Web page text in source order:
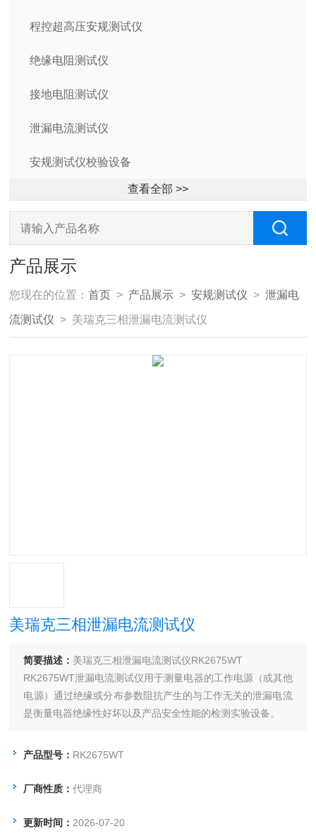
程控超高压安规测试仪
绝缘电阻测试仪
接地电阻测试仪
泄漏电流测试仪
安规测试仪校验设备
查看全部 >>
产品展示
您现在的位置：首页 > 产品展示 >安规测试仪 >泄漏电
流测试仪 > 美瑞克三相泄漏电流测试仪
美瑞克三相泄漏电流测试仪
简要描述： 美瑞克三相泄漏电流测试仪RK2675WT
RK2675WT泄漏电流测试仪用于测量电器的工作电源（或其他
电源）通过绝缘或分布参数阻抗产生的与工作无关的泄漏电流
是衡量电器绝缘性好坏以及产品安全性能的检测实验设备。
产品型号： RK2675WT
厂商性质：代理商
更新时间： 2026-07-20